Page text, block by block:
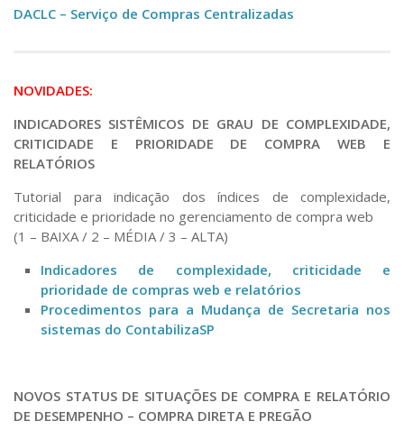
DACIT – Seção de Contratos Terceirizados
Modalidades de Importação
Procuração Despachante Aduaneiro
DACIC – Serviço de Contratos Centralizados
DAGIPE – Serviço de Arquivo Intermediário,
Protocolo e Expediente
DAGPEX – Seção de Protocolo e Expediente
DAGGNT – Serviço de Instrumentos de Gestão e
Normas Técnicas
Informes sobre a “NLLC”
e Equipe de Apoio
Designação de servidores por definição de
competência
Compras Web – Tutoriais
Pesquisa de Preços
Capacitação NLLC
Divulgação PCA
Documentação e Processos
Informes SEI
Apresentação SEI
DACLC – Serviço de Compras Centralizadas
NOVIDADES:
INDICADORES SISTÊMICOS DE GRAU DE COMPLEXIDADE,
CRITICIDADE E PRIORIDADE DE COMPRA WEB E
RELATÓRIOS
Tutorial para indicação dos índices de complexidade,
criticidade e prioridade no gerenciamento de compra web
(1 – BAIXA / 2 – MÉDIA / 3 – ALTA)
Indicadores de complexidade, criticidade e
prioridade de compras web e relatórios
Procedimentos para a Mudança de Secretaria nos
sistemas do ContabilizaSP
NOVOS STATUS DE SITUAÇÕES DE COMPRA E RELATÓRIO
DE DESEMPENHO – COMPRA DIRETA E PREGÃO